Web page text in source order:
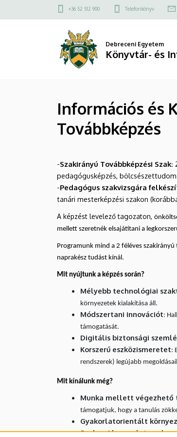
Információs
Kommunikációs
Technológiák
Szakirányú
Továbbképzés
Könyvtár-
Információtudományi
Tanszék
a
Felső
menü
+36 52 512 900 Telefonkönyv
Debreceni Egyetem
Könyvtár- és
Információs és
Továbbképzés
-Szakirányú Továbbképzési Szak:
pedagógusképzés,
-Pedagógus szakvizsgára
tanári mesterképzési szakon
A képzést levelező tagozaton,
mellett szeretnék elsajátítani a
Programunk mind a 2 féléves
naprakész tudást kínál.
Mit nyújtunk a képzés során?
Mélyebb technológiai
környezetek kialakítása áll.
Módszertani innovációt:
támogatását.
Digitális biztonsági
Korszerű eszközismeretet:
rendszerek) legújabb
Mit kínálunk még?
Munka mellett végezhető
támogatjuk, hogy a tanulás
Gyakorlatorientált
Szakmai